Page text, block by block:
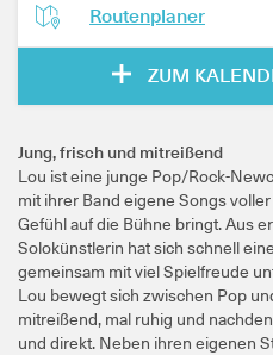
Routenplaner
ZUM
Jung, frisch und mitreißend
Lou ist eine junge Pop/Rock-
mit ihrer Band eigene Songs
Gefühl auf die Bühne bringt. Aus
Solokünstlerin hat sich schnell
gemeinsam mit viel Spielfreude
Lou bewegt sich zwischen Pop
mitreißend, mal ruhig und
und direkt. Neben ihren eigenen